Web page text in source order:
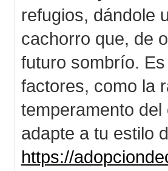
refugios, dándole
cachorro que, de
futuro sombrío.
factores, como la
temperamento
adapte a tu estilo
https://